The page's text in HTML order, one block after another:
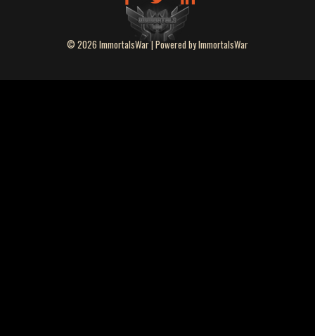
© 2026 ImmortalsWar | Powered by ImmortalsWar